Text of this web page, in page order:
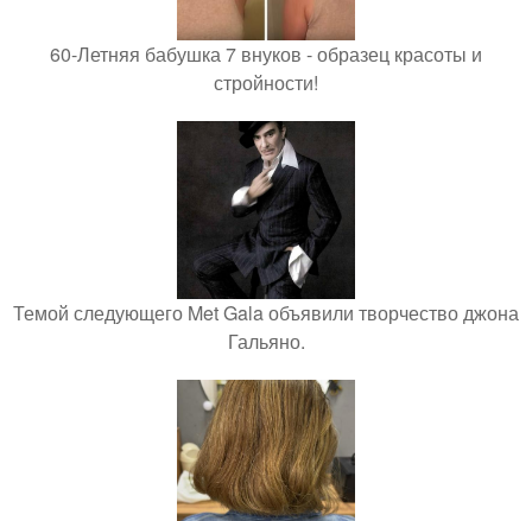
60-Летняя бабушка 7 внуков - образец красоты и
стройности!
Темой следующего Met Gala объявили творчество джона
Гальяно.